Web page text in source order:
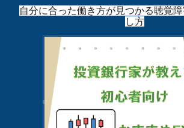
自分に合った働き方が見つかる聴覚
し方